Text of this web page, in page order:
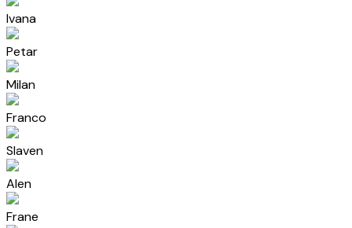
Ivana
Petar
Milan
Franco
Slaven
Alen
Frane